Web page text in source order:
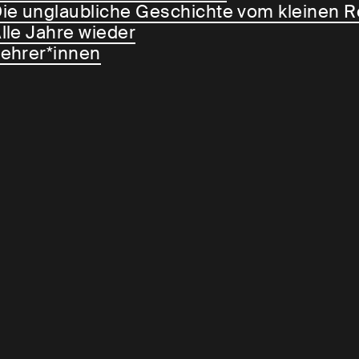
unglaubliche Geschichte vom kleinen
Jahre wieder